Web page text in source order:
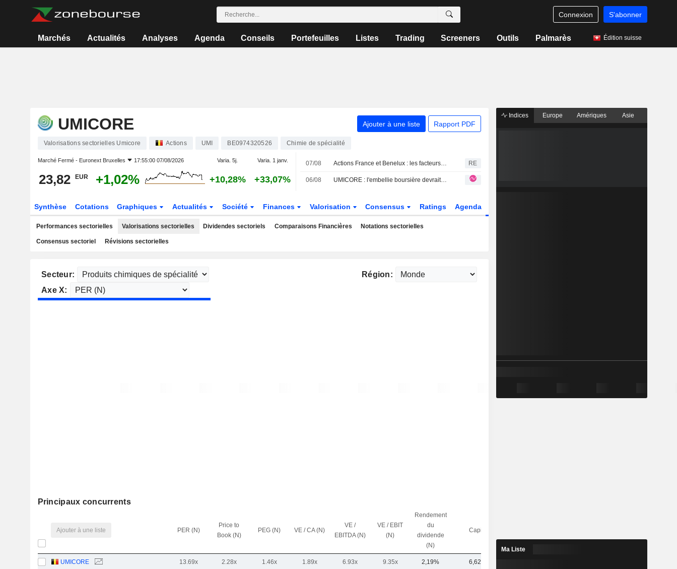
Connexion S'abonner
Marchés Actualités Analyses Agenda Conseils Portefeuilles Listes Trading Screeners Outils Palmarès Édition suisse
UMICORE Ajouter à une liste Rapport PDF
Valorisations sectorielles Umicore Actions UMI BE0974320526 Chimie de spécialité
Marché Fermé - Euronext Bruxelles 17:55:00 07/08/2026 Varia. 5j. Varia. 1 janv.
23,82 EUR +1,02% +10,28% +33,07%
07/08 Actions France et Benelux : les facteurs à suivre le 7 août RE
06/08 UMICORE : l'embellie boursière devrait s'estomper
Synthèse Cotations Graphiques Actualités Société Finances Valorisation Consensus Ratings Agenda
Performances sectorielles Valorisations sectorielles Dividendes sectoriels Comparaisons Financières Notations sectorielles
Consensus sectoriel Révisions sectorielles
Secteur:
Région:
Axe X:
Principaux concurrents
Ajouter à une liste PER (N)
Price to
Book (N)
PEG (N) VE / CA (N)
VE /
EBITDA (N)
VE / EBIT
(N)
Rendement
du
dividende
(N)
Capi.($)
UMICORE 13.69x 2.28x 1.46x 1.89x 6.93x 9.35x 2,19% 6,62 Md
Indices Europe Amériques Asie
Ma Liste